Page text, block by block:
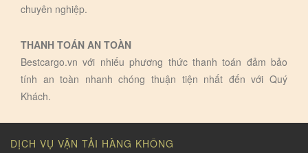
chuyên nghiệp.
THANH TOÁN AN TOÀN
Bestcargo.vn với nhiếu phương thức thanh toán đảm bảo
tính an toàn nhanh chóng thuận tiện nhất đến với Quý
Khách.
DỊCH VỤ VẬN TẢI HÀNG KHÔNG